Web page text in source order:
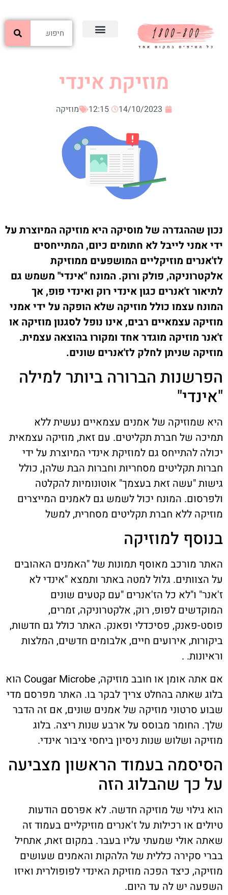
מוזיקת אינדי
14/10/2023
12:15 מוזיקה
נכון שההגדרה של מוסיקה היא מוזיקה המיוצרת על
ידי אמני לייבל לא חתומים כיום, המתייחסים
לז'אנרים מוזיקליים המושפעים ממוזיקת
אלקטרוניקה, פולק ורוק. המונח "אינדי" משמש גם
לתיאור ז'אנרים כגון אינדי רוק ואינדי פופ, אך
המונח עצמו כולל מוזיקה שלא הופקה על ידי אמני
מוזיקה עצמאיים רבים, אינו נופל לסגנון מוזיקה או
ז'אנר מוזיקה מוגדר אחד ומקורו בהוצאה עצמית.
מוזיקה שניתן לחלק לז'אנרים שונים.
הפרשנות הברורה ביותר למילה
"אינדי"
היא שמוזיקה של אמנים עצמאיים נעשית ללא
תמיכה של חברת תקליטים. עם זאת, מוזיקה עצמאית
יכולה להתייחס גם למוזיקת אינדי המיוצרת על ידי
חברות תקליטים מסחריות וחברות הבת שלהן, כולל
גישות "עשה זאת בעצמך" אוטונומיות להקלטה
ולפרסום. המונח יכול לשמש גם לאמנים המייצרים
מוזיקה ללא חברת תקליטים מסחרית, למשל
בנוסף למוזיקה
האתר מורכב מאוסף תמונות של "האמנים האהובים
על הצוותים. גלול למטה באתר ותמצא "אינדי לא
ז'אנר" ו"לא כל הז'אנרים "עם קטעים שונים
המוקדשים לפופ, רוק, אלקטרוניקה, זמרים,
פוסט-פאנק, פסיכדלי ופאנק. האתר כולל גם חדשות,
ביקורות, אירועים חיים, אלבומים חדשים, המלצות
וראיונות. .
אם אתה אומן או חובב מוזיקה, Cougar Microbe הוא
בלוג שאתה בהחלט צריך לבקר בו. האתר מפרסם מדי
שבוע סרטוני מוזיקה של אמנים שונים, אם זה הדבר
שלך. החומר מבוסס על ארבע שנות ריצה. בלוג
מוזיקה ושלוש שנות ניסיון ביחסי ציבור אינדי.
הסיסמה בעמוד הראשון מצביעה
על כך שהבלוג הזה
הוא גילוי של מוזיקה חדשה. לא אפרסם הודעות
טיולים או רכילות על ז'אנרים מוזיקליים בעמוד זה
שאתה אולי שמעתי עליו בעבר. במקום זאת, אתחיל
בברי סקירה כללית של הלהקות והאמנים שעושים
מוזיקה, כיצד הפכה מוזיקת האינדי לפופולרית ואיזו
השפעה יש לה עד היום.